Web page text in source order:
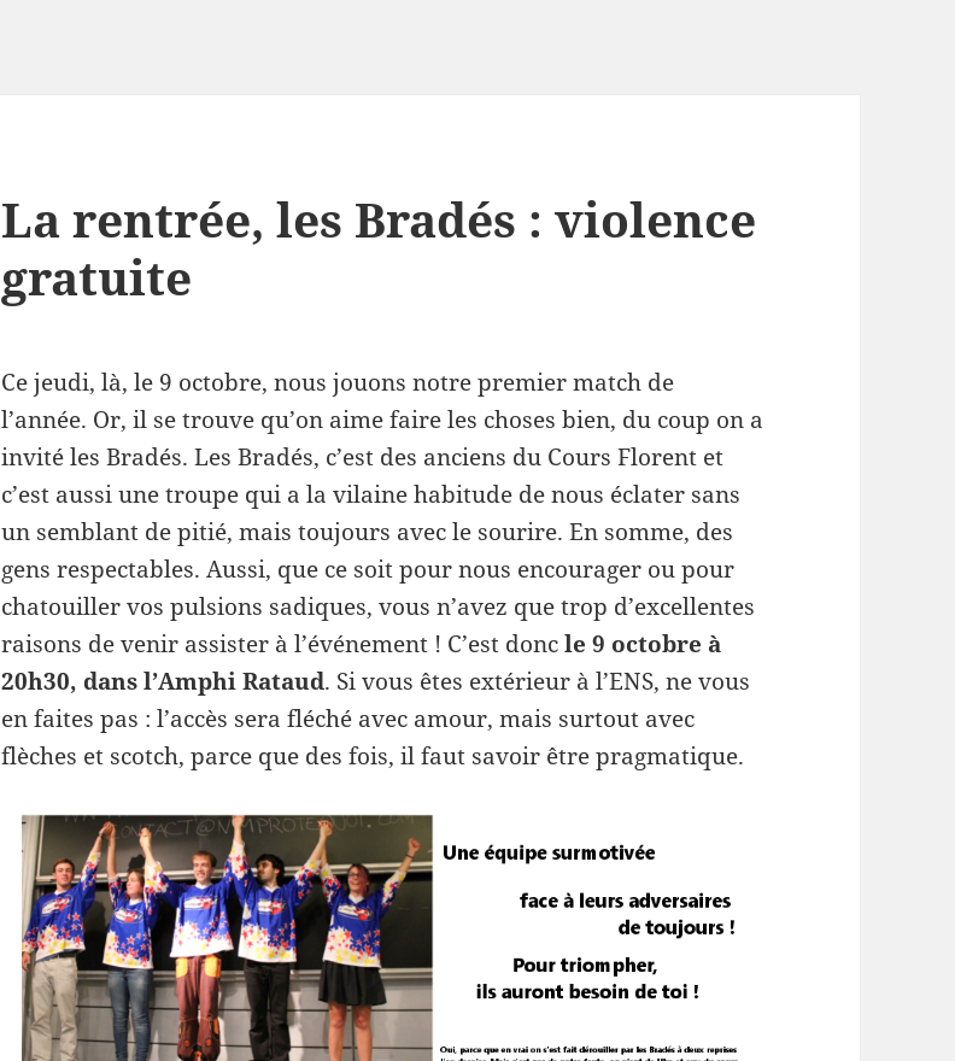
La rentrée, les Bradés : violence
gratuite
Ce jeudi, là, le 9 octobre, nous jouons notre premier match de
l’année. Or, il se trouve qu’on aime faire les choses bien, du coup on a
invité les Bradés. Les Bradés, c’est des anciens du Cours Florent et
c’est aussi une troupe qui a la vilaine habitude de nous éclater sans
un semblant de pitié, mais toujours avec le sourire. En somme, des
gens respectables. Aussi, que ce soit pour nous encourager ou pour
chatouiller vos pulsions sadiques, vous n’avez que trop d’excellentes
raisons de venir assister à l’événement ! C’est doncle 9 octobre à
20h30, dans l’Amphi Rataud. Si vous êtes extérieur à l’ENS, ne vous
en faites pas : l’accès sera fléché avec amour, mais surtout avec
flèches et scotch, parce que des fois, il faut savoir être pragmatique.